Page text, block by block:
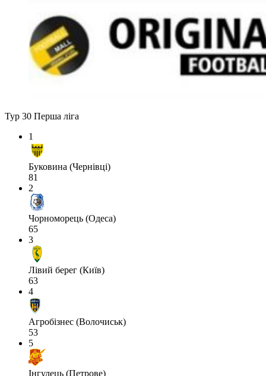
Тур 30 Перша ліга
1
Буковина (Чернівці)
81
2
Чорноморець (Одеса)
65
3
Лівий берег (Київ)
63
4
Агробізнес (Волочиськ)
53
5
Інгулець (Петрове)